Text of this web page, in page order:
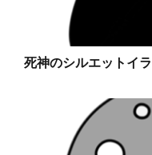
死神のシルエットイ